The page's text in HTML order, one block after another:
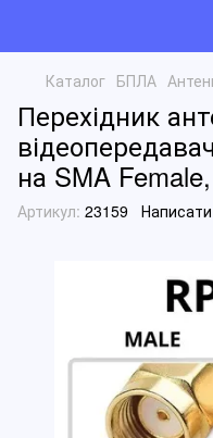
Каталог БПЛА
Перехідник
на SMA
Артикул: 23159 Написати